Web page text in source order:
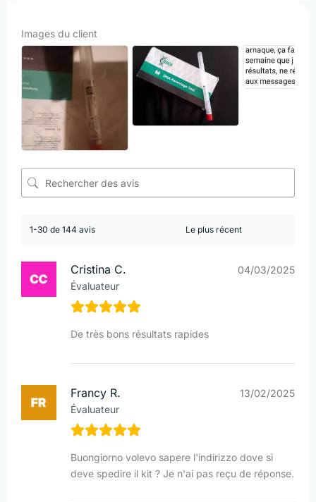
Images du client
1-30 de 144 avis
Cristina C.
Évaluateur
04/03/2025
De très bons résultats rapides
Francy R.
Évaluateur
13/02/2025
Buongiorno volevo sapere l'indirizzo dove si
deve spedire il kit ? Je n'ai pas reçu de réponse.